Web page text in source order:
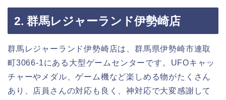
2. 群馬レジャーランド伊勢崎店
群馬レジャーランド伊勢崎店は、群馬県伊勢崎市連取
町3066-1にある大型ゲームセンターです。UFOキャッ
チャーやメダル、ゲーム機など楽しめる物がたくさん
あり、店員さんの対応も良く、神対応で大変感謝して